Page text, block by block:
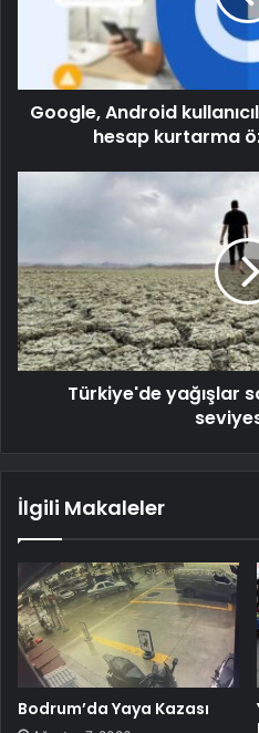
Google, Android
hesap kurtarma
Türkiye'de yağışlar
İlgili Makaleler
Bodrum’da Yaya Kazası